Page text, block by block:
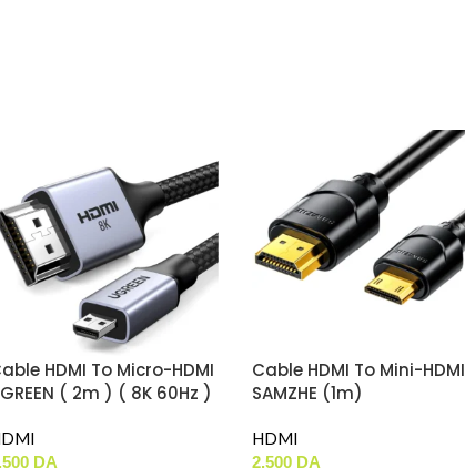
HDMI To Micro-HDMI
( 2m ) ( 8K 60Hz )
DA
Cable HDMI To Mini-HDMI
SAMZHE (1m)
HDMI
2.500 DA